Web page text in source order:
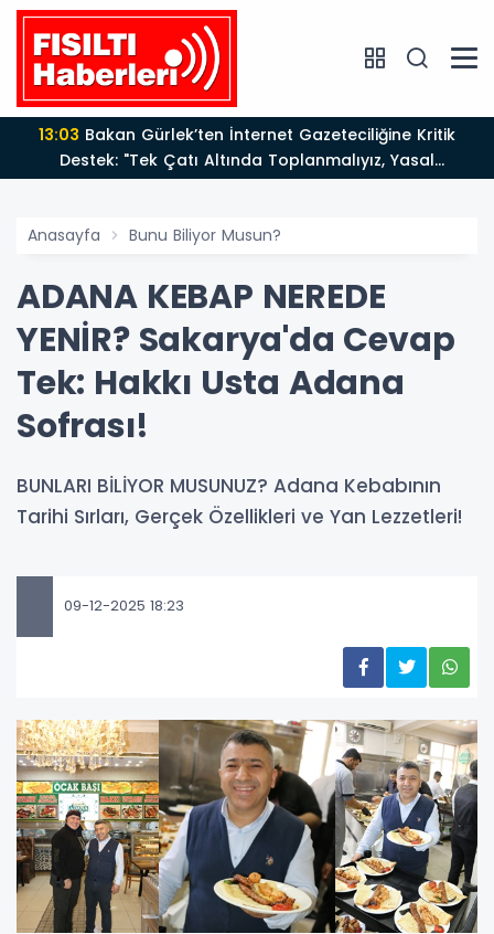
13:03
Destek: "Tek Çatı Altında Toplanmalıyız, Yasal
Düzenlemeye Hazırız"
Anasayfa Bunu Biliyor Musun?
ADANA KEBAP NEREDE
YENİR? Sakarya'da Cevap
Tek: Hakkı Usta Adana
Sofrası!
BUNLARI BİLİYOR MUSUNUZ? Adana Kebabının
Tarihi Sırları, Gerçek Özellikleri ve Yan Lezzetleri!
09-12-2025 18:23